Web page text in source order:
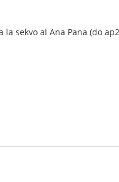
sekvo al Ana Pana (do